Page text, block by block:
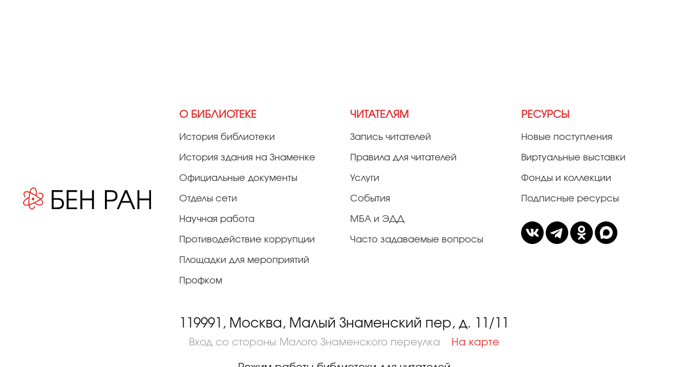
О БИБЛИОТЕКЕ
История библиотеки
История здания на Знаменке
Официальные документы
Отделы сети
Научная работа
Противодействие коррупции
Площадки для мероприятий
Профком
ЧИТАТЕЛЯМ
Запись читателей
Правила для читателей
Услуги
События
МБА и ЭДД
Часто задаваемые вопросы
РЕСУРСЫ
Новые поступления
Виртуальные выставки
Фонды и коллекции
Подписные ресурсы
119991, Москва, Малый Знаменский пер, д. 11/11
Вход со стороны Малого Знаменского переулка На карте